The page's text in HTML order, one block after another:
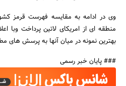
وی در ادامه به مقایسه فهرست قرمز
منطقه ای از امریکای لاتین پرداخت وبا
بهترین نمونه در میان آنها به پرسش های
### پایان خبر رسمی